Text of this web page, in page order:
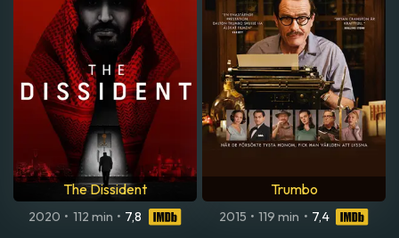
The Dissident
2020 • 112 min • 7,8
Trumbo
2015 • 119 min • 7,4